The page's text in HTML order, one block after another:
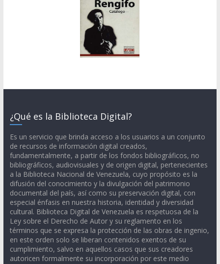
¿Qué es la Biblioteca Digital?
Es un servicio que brinda acceso a los usuarios a un conjunto
de recursos de información digital creados,
fundamentalmente, a partir de los fondos bibliográficos, no
bibliográficos, audiovisuales y de origen digital, pertenecientes
a la Biblioteca Nacional de Venezuela, cuyo propósito es la
difusión del conocimiento y la divulgación del patrimonio
documental del país, así como su preservación digital, con
especial énfasis en nuestra historia, identidad y diversidad
cultural. Biblioteca Digital de Venezuela es respetuosa de la
Ley sobre el Derecho de Autor y su reglamento en los
términos que se expresa la protección de las obras de ingenio,
en este orden solo se liberan contenidos exentos de su
cumplimiento, salvo en aquellos casos que sus creadores
autoricen formalmente su incorporación por este medio